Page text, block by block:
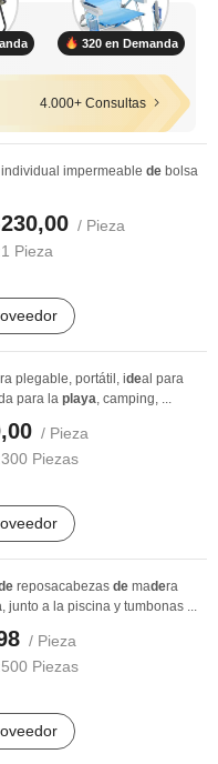
320 en Demanda
4.000+ Consultas
individual impermeable de bolsa
/ Pieza
1 Pieza
ra plegable, portátil, ideal para
para la playa, camping, ...
/ Pieza
300 Piezas
reposacabezas de madera
, junto a la piscina y tumbonas ...
/ Pieza
500 Piezas